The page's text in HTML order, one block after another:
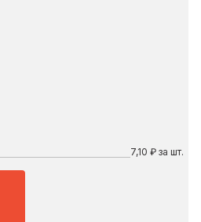
7,10 ₽ за шт.